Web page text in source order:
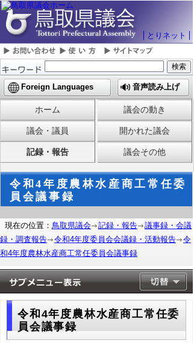
とりネット
Foreign Languages 音声読み上げ
ホーム 議会の動き
議会・議員 開かれた議会
記録・報告 議会その他
令和4年度農林水産商工常任委
員会議事録
現在の位置： 鳥取県議会 記録・報告
議事録・会議
録・調査報告
令和4年度委員会会議録・活動報告
令
和4年度農林水産商工常任委員会議事録
令和4年度農林水産商工常任委
員会議事録